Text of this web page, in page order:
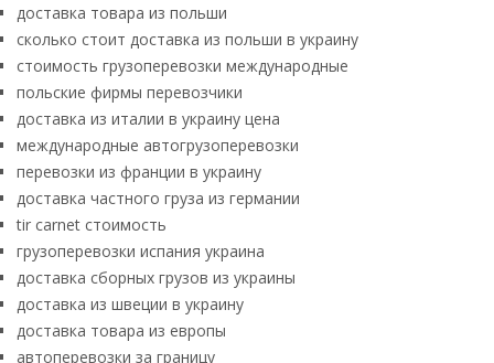
доставка товара из польши
сколько стоит доставка из польши в украину
стоимость грузоперевозки международные
польские фирмы перевозчики
доставка из италии в украину цена
международные автогрузоперевозки
перевозки из франции в украину
доставка частного груза из германии
tir carnet стоимость
грузоперевозки испания украина
доставка сборных грузов из украины
доставка из швеции в украину
доставка товара из европы
автоперевозки за границу